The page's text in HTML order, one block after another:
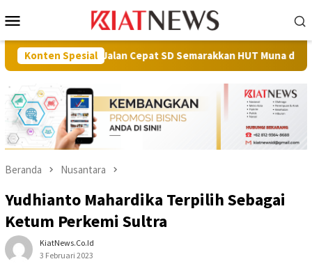
ke
Mobile
Konten Spesial
Jalan Cepat SD Semarakkan HUT Muna dan RI
Beranda Nusantara
Yudhianto Mahardika Terpilih Sebagai
Ketum Perkemi Sultra
KiatNews.co.id
3 Februari 2023